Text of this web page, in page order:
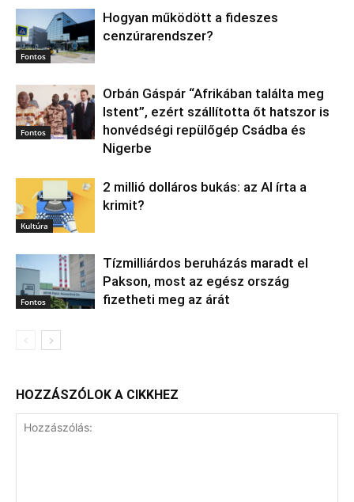
Fontos
Hogyan működött a fideszes
cenzúrarendszer?
Fontos
Orbán Gáspár “Afrikában találta meg
Istent”, ezért szállította őt hatszor is
honvédségi repülőgép Csádba és
Nigerbe
Kultúra
2 millió dolláros bukás: az AI írta a
krimit?
Fontos
Tízmilliárdos beruházás maradt el
Pakson, most az egész ország
fizetheti meg az árát
HOZZÁSZÓLOK A CIKKHEZ